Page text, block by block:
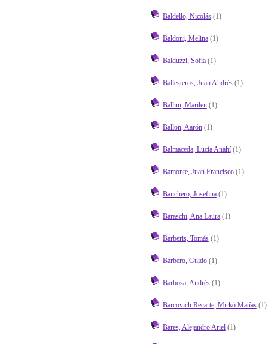
Baldello, Nicolás(1)
Baldoni, Melina(1)
Balduzzi, Sofía(1)
Ballesteros, Juan Andrés(1)
Ballini, Marilen(1)
Ballon, Aarón(1)
Balmaceda, Lucía Anahí(1)
Bamonte, Juan Francisco(1)
Banchero, Josefina(1)
Baraschi, Ana Laura(1)
Barberis, Tomás(1)
Barbero, Guido(1)
Barbosa, Andrés(1)
Barcovich Recarte, Mirko Matías(1)
Bares, Alejandro Ariel(1)